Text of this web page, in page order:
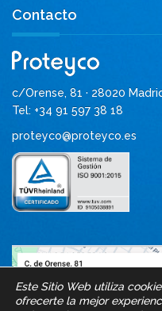
Contacto
c/Orense, 81 · 28020
Tel: +34 91 597 38 18
proteyco@proteyco.es
Este Sitio Web utiliza
ofrecerte la mejor